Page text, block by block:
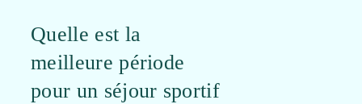
Quelle est la
meilleure période
pour un séjour sportif